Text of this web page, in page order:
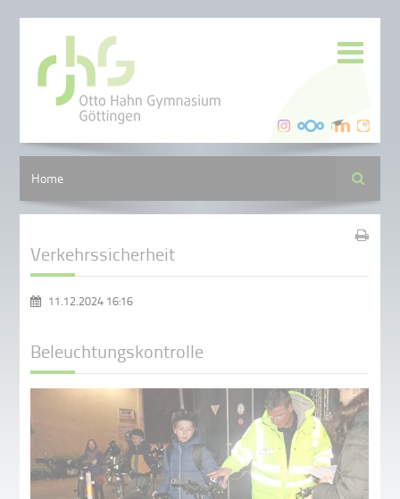
Home Suche
Verkehrssicherheit
11.12.2024 16:16
Beleuchtungskontrolle